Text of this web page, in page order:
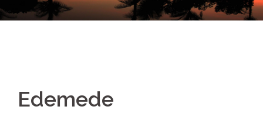
Edemede